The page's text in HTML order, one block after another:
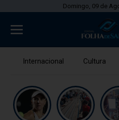
Domingo, 09 de
Internacional Cultura